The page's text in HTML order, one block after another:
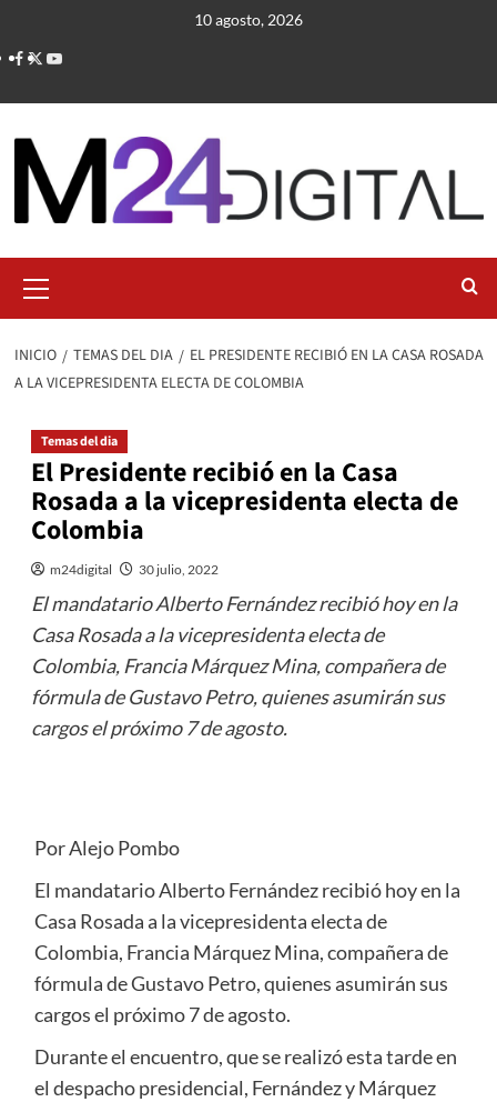
contenido
10 agosto, 2026
primario
INICIO TEMAS DEL DIA
EL PRESIDENTE RECIBIÓ EN LA CASA ROSADA
A LA VICEPRESIDENTA ELECTA DE COLOMBIA
Temas del dia
El Presidente recibió en la Casa
Rosada a la vicepresidenta electa de
Colombia
m24digital 30 julio, 2022
El mandatario Alberto Fernández recibió hoy en la
Casa Rosada a la vicepresidenta electa de
Colombia, Francia Márquez Mina, compañera de
fórmula de Gustavo Petro, quienes asumirán sus
cargos el próximo 7 de agosto.
Por Alejo Pombo
El mandatario Alberto Fernández recibió hoy en la
Casa Rosada a la vicepresidenta electa de
Colombia, Francia Márquez Mina, compañera de
fórmula de Gustavo Petro, quienes asumirán sus
cargos el próximo 7 de agosto.
Durante el encuentro, que se realizó esta tarde en
el despacho presidencial, Fernández y Márquez